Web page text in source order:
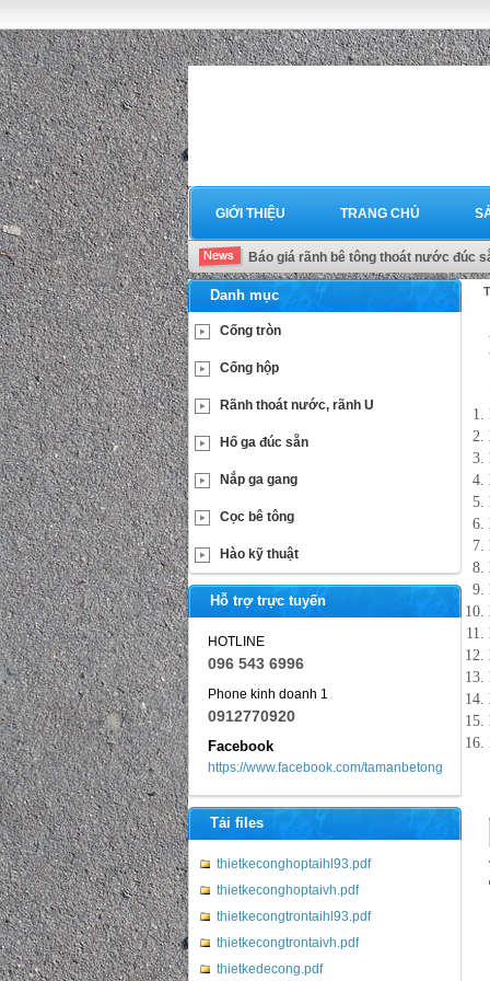
GIỚI THIỆU TRANG CHỦ
Báo giá rãnh bê tông thoát nước đúc
Danh mục
Cống tròn
Cống hộp
Rãnh thoát nước, rãnh U
Hố ga đúc sẵn
Nắp ga gang
Cọc bê tông
Hào kỹ thuật
Hỗ trợ trực tuyến
HOTLINE
096 543 6996
Phone kinh doanh 1
0912770920
Facebook
https://www.facebook.com/tamanbetong
Tải files
thietkeconghoptaihl93.pdf
thietkeconghoptaivh.pdf
thietkecongtrontaihl93.pdf
thietkecongtrontaivh.pdf
thietkedecong.pdf